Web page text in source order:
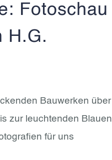
Fotoschau
H.G.
Bauwerken über
zur leuchtenden Blauen
für uns